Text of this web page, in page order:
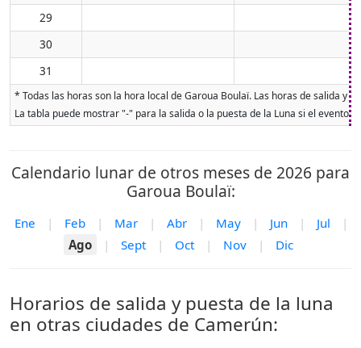
29
30
31
* Todas las horas son la hora local de Garoua Boulaï. Las horas de salida y
La tabla puede mostrar "-" para la salida o la puesta de la Luna si el evento
Calendario lunar de otros meses de 2026 para
Garoua Boulaï:
Ene | Feb | Mar | Abr | May | Jun | Jul
|
Ago
| Sept | Oct | Nov | Dic
Horarios de salida y puesta de la luna
en otras ciudades de Camerún: